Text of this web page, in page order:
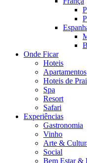
Onde Ficar
Hoteis
Apartamentos
Hoteis de
Spa
Resort
Safari
Experiências
Gastronomia
Vinho
Arte &
Social
Bem Estar &